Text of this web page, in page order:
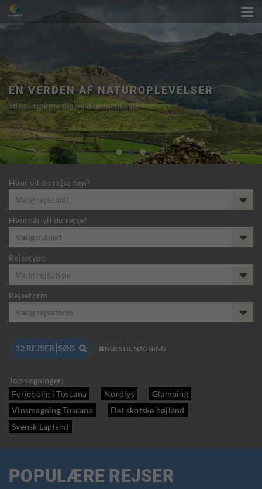

EN VERDEN AF NATUROPLEVELSER
Lad os inspirere dig og dine nærmeste
Hvor vil du rejse hen?
Vælg rejsemål
Hvornår vil du rejse?
Vælg måned
Rejsetype
Vælg rejsetype
Rejseform
Vælg rejseform
12 REJSER SØG   NULSTIL SØGNING
Top søgninger:
Feriebolig i Toscana
Nordlys
Glamping
Vinsmagning Toscana
Det skotske højland
Svensk Lapland
POPULÆRE REJSER